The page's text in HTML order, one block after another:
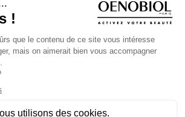
AU MOINS CINQ FRUITS ET LÉGUMES PAR JOUR -
WWW.MANGERBOUGER.FR
doivent être utilisés dans le cadre d'un mode de vie sain et
substituts d'un régimes alimentaire varié et équilibré.
attentivement l'étiquetage des produits avant l'utilisation.